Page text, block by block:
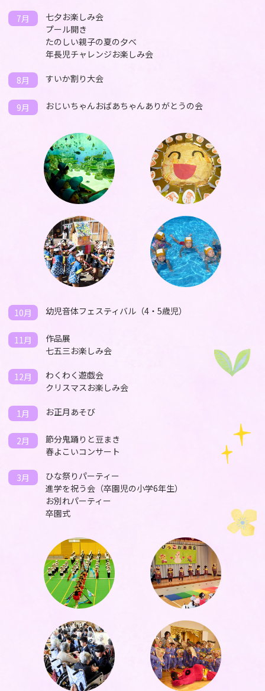
7月
七夕お楽しみ会
プール開き
たのしい親子の夏の夕べ
年長児チャレンジお楽しみ会
8月 すいか割り大会
9月 おじいちゃんおばあちゃんありがとうの会
10月 幼児音体フェスティバル（4・5歳児）
11月
作品展
七五三お楽しみ会
12月
わくわく遊戯会
クリスマスお楽しみ会
1月 お正月あそび
2月
節分鬼踊りと豆まき
春よこいコンサート
3月
ひな祭りパーティー
進学を祝う会（卒園児の小学6年生）
お別れパーティー
卒園式